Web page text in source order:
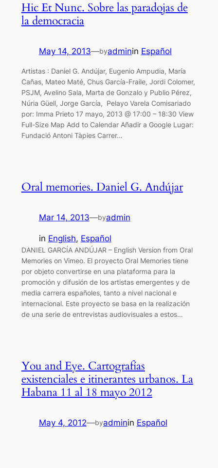
Hic Et Nunc. Sobre las paradojas de
la democracia
May 14, 2013—byadminin Español
Artistas : Daniel G. Andújar, Eugenio Ampudia, María
Cañas, Mateo Maté, Chus García-Fraile, Jordi Colomer,
PSJM, Avelino Sala, Marta de Gonzalo y Publio Pérez,
Núria Güell, Jorge García, Pelayo Varela Comisariado
por: Imma Prieto 17 mayo, 2013 @ 17:00 – 18:30 View
Full-Size Map Add to Calendar Añadir a Google Lugar:
Fundació Antoni Tàpies Carrer…
Oral memories. Daniel G. Andújar
Mar 14, 2013—byadmin
in English, Español
DANIEL GARCÍA ANDÚJAR – English Version from Oral
Memories on Vimeo. El proyecto Oral Memories tiene
por objeto convertirse en una plataforma para la
promoción y difusión de los artistas emergentes y de
media carrera españoles, tanto a nivel nacional e
internacional. Este proyecto se basa en la realización
de una serie de entrevistas audiovisuales a estos…
You and Eye. Cartografías
existenciales e itinerantes urbanos. La
Habana 11 al 18 mayo 2012
May 4, 2012—byadminin Español